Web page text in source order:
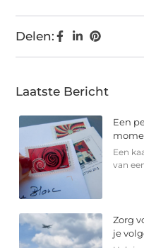
Delen:
Laatste Bericht
Een
Een
van
Zorg
je